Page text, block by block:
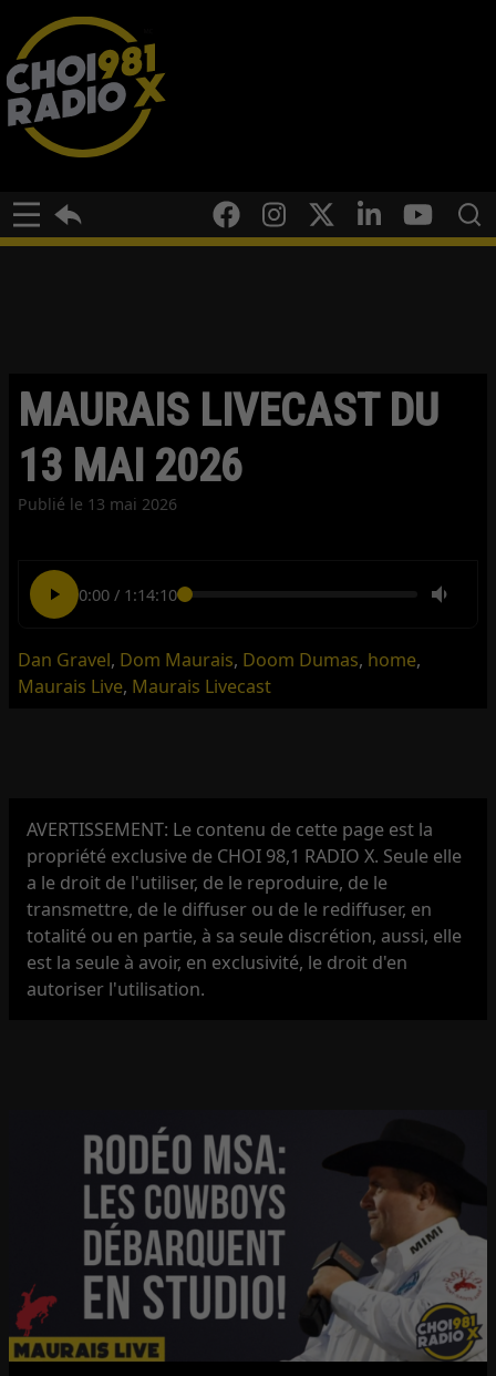
MAURAIS LIVECAST DU
13 MAI 2026
Publié le 13 mai 2026
0:00/ 1:14:10
Dan Gravel, Dom Maurais, Doom Dumas, home,
Maurais Live, Maurais Livecast
AVERTISSEMENT: Le contenu de cette page est la
propriété exclusive de CHOI 98,1 RADIO X. Seule elle
a le droit de l'utiliser, de le reproduire, de le
transmettre, de le diffuser ou de le rediffuser, en
totalité ou en partie, à sa seule discrétion, aussi, elle
est la seule à avoir, en exclusivité, le droit d'en
autoriser l'utilisation.